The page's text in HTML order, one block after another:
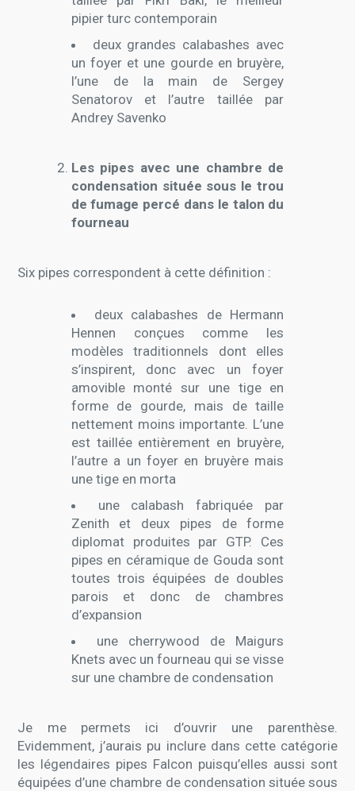
pipier turc contemporain
deux grandes calabashes avec
un foyer et une gourde en bruyère,
l’une de la main de Sergey
Senatorov et l’autre taillée par
Andrey Savenko
Les pipes avec une chambre de
condensation située sous le trou
de fumage percé dans le talon du
fourneau
Six pipes correspondent à cette définition :
deux calabashes de Hermann
Hennen conçues comme les
modèles traditionnels dont elles
s’inspirent, donc avec un foyer
amovible monté sur une tige en
forme de gourde, mais de taille
nettement moins importante. L’une
est taillée entièrement en bruyère,
l’autre a un foyer en bruyère mais
une tige en morta
une calabash fabriquée par
Zenith et deux pipes de forme
diplomat produites par GTP. Ces
pipes en céramique de Gouda sont
toutes trois équipées de doubles
parois et donc de chambres
d’expansion
une cherrywood de Maigurs
Knets avec un fourneau qui se visse
sur une chambre de condensation
Je me permets ici d’ouvrir une parenthèse.
Evidemment, j’aurais pu inclure dans cette catégorie
les légendaires pipes Falcon puisqu’elles aussi sont
équipées d’une chambre de condensation située sous